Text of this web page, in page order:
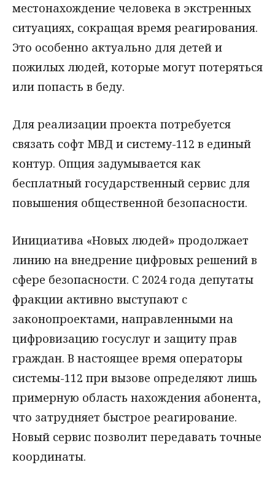
местонахождение человека в экстренных
ситуациях, сокращая время реагирования.
Это особенно актуально для детей и
пожилых людей, которые могут потеряться
или попасть в беду.
Для реализации проекта потребуется
связать софт МВД и систему-112 в единый
контур. Опция задумывается как
бесплатный государственный сервис для
повышения общественной безопасности.
Инициатива «Новых людей» продолжает
линию на внедрение цифровых решений в
сфере безопасности. С 2024 года депутаты
фракции активно выступают с
законопроектами, направленными на
цифровизацию госуслуг и защиту прав
граждан. В настоящее время операторы
системы-112 при вызове определяют лишь
примерную область нахождения абонента,
что затрудняет быстрое реагирование.
Новый сервис позволит передавать точные
координаты.